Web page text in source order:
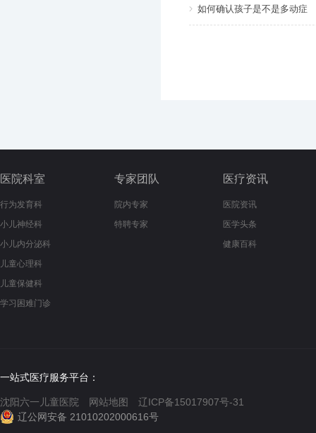
如何确认孩子是不是多动症
医院科室
行为发育科
小儿神经科
小儿内分泌科
儿童心理科
儿童保健科
学习困难门诊
专家团队
院内专家
特聘专家
医疗资讯
医院资讯
医学头条
健康百科
一站式医疗服务平台：
沈阳六一儿童医院 网站地图
辽ICP备15017907号-31
辽公网安备 21010202000616号